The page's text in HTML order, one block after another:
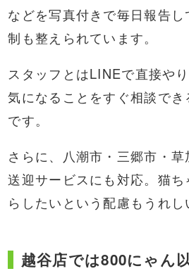
などを写真付きで毎日報告
制も整えられています。
スタッフとはLINEで直接や
気になることをすぐ相談でき
です。
さらに、八潮市・三郷市・
送迎サービスにも対応。猫
らしたいという配慮もうれし
越谷店では800にゃん